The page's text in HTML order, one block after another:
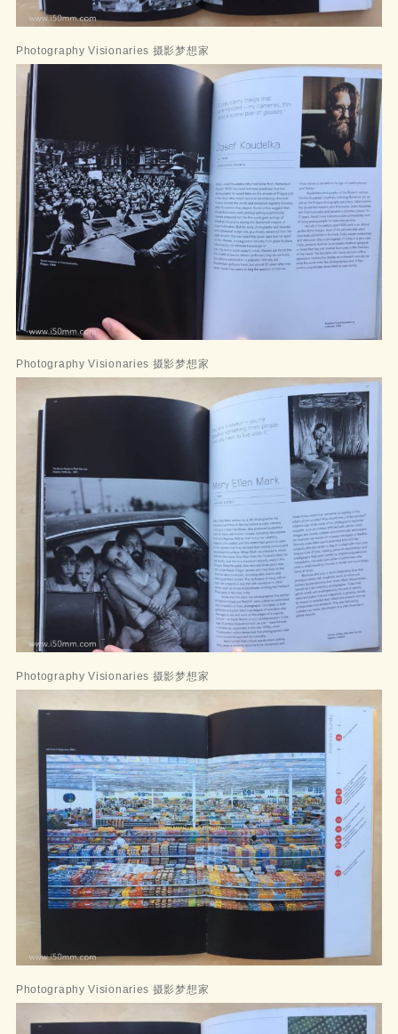
Photography Visionaries 摄影梦想家
Photography Visionaries 摄影梦想家
Photography Visionaries 摄影梦想家
Photography Visionaries 摄影梦想家